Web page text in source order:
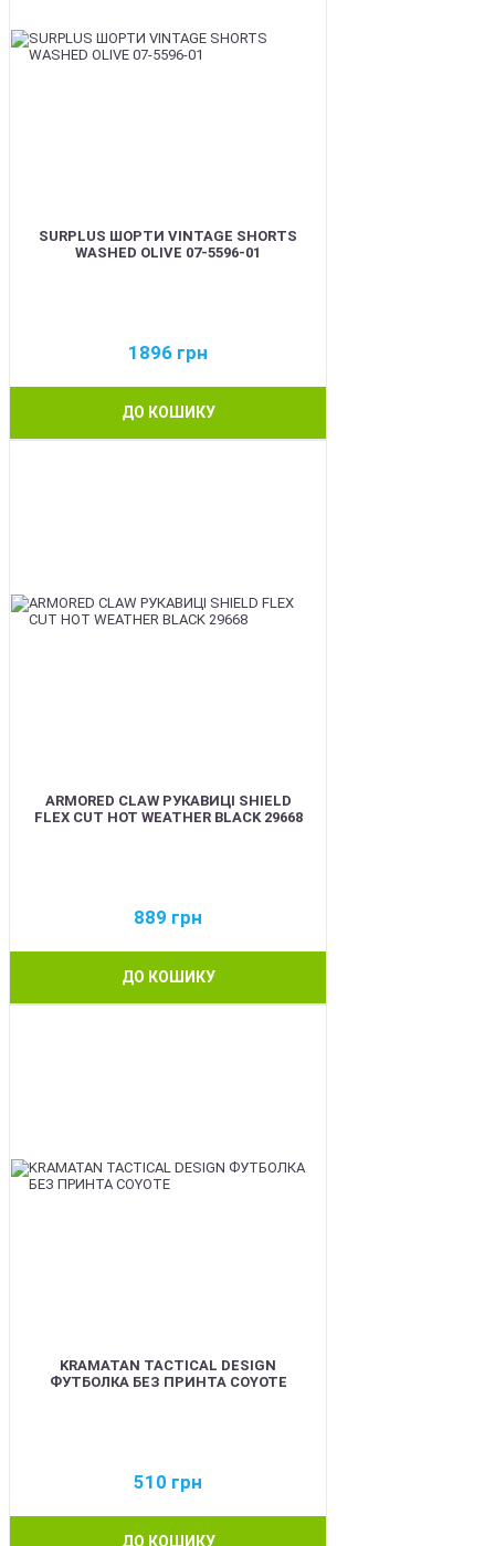
SURPLUS ШОРТИ VINTAGE SHORTS
WASHED OLIVE 07-5596-01
1896 грн
ДО КОШИКУ
ARMORED CLAW РУКАВИЦІ SHIELD
FLEX CUT HOT WEATHER BLACK 29668
889 грн
ДО КОШИКУ
KRAMATAN TACTICAL DESIGN
ФУТБОЛКА БЕЗ ПРИНТА COYOTE
510 грн
ДО КОШИКУ